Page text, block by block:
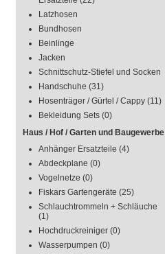
Latzhosen
Bundhosen
Beinlinge
Jacken
Schnittschutz-Stiefel und Socken
Handschuhe (31)
Hosenträger / Gürtel / Cappy (11)
Bekleidung Sets (0)
Haus / Hof / Garten und Baugewerbe
Anhänger Ersatzteile (4)
Abdeckplane (0)
Vogelnetze (0)
Fiskars Gartengeräte (25)
Schlauchtrommeln + Schläuche
(1)
Hochdruckreiniger (0)
Wasserpumpen (0)